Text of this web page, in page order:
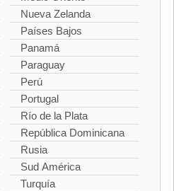
Nueva Zelanda
Países Bajos
Panamá
Paraguay
Perú
Portugal
Río de la Plata
República Dominicana
Rusia
Sud América
Turquía